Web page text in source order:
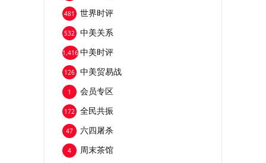
世界时评
481
中美关系
532
中美时评
1,416
中美贸易战
126
会员专区
1
全民共振
172
六四屠杀
47
周末茶馆
4